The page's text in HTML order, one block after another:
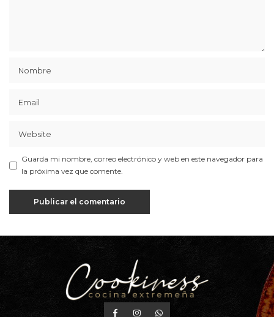
Guarda mi nombre, correo electrónico y web en este navegador para
la próxima vez que comente.